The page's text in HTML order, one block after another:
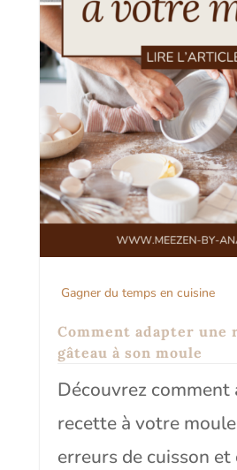
Gagner du temps en cuisine
Comment adapter une
gâteau à son moule
Découvrez comment
recette à votre
erreurs de cuisson